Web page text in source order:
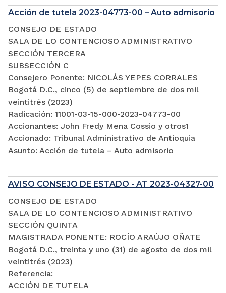
Acción de tutela 2023-04773-00 – Auto admisorio
CONSEJO DE ESTADO
SALA DE LO CONTENCIOSO ADMINISTRATIVO
SECCIÓN TERCERA
SUBSECCIÓN C
Consejero Ponente: NICOLÁS YEPES CORRALES
Bogotá D.C., cinco (5) de septiembre de dos mil
veintitrés (2023)
Radicación: 11001-03-15-000-2023-04773-00
Accionantes: John Fredy Mena Cossio y otros1
Accionado: Tribunal Administrativo de Antioquia
Asunto: Acción de tutela – Auto admisorio
AVISO CONSEJO DE ESTADO - AT 2023-04327-00
CONSEJO DE ESTADO
SALA DE LO CONTENCIOSO ADMINISTRATIVO
SECCIÓN QUINTA
MAGISTRADA PONENTE: ROCÍO ARAÚJO OÑATE
Bogotá D.C., treinta y uno (31) de agosto de dos mil
veintitrés (2023)
Referencia:
ACCIÓN DE TUTELA